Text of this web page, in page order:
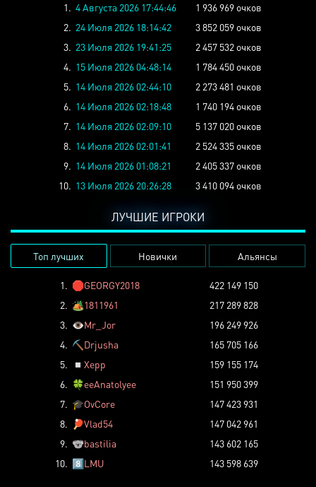
1. 4 Августа 2026 17:44:46
1 936 969 очков
2. 24 Июля 2026 18:14:42
3 852 059 очков
3. 23 Июля 2026 19:41:25
2 457 532 очков
4. 15 Июля 2026 04:48:14
1 784 450 очков
5. 14 Июля 2026 02:44:10
2 273 481 очков
6. 14 Июля 2026 02:18:48
1 740 194 очков
7. 14 Июля 2026 02:09:10
5 137 020 очков
8. 14 Июля 2026 02:01:41
2 524 335 очков
9. 14 Июля 2026 01:08:21
2 405 337 очков
10. 13 Июля 2026 20:26:28 3 410 094 очков
ЛУЧШИЕ ИГРОКИ
Топ лучших Новички Альянсы
1. 🛑GEORGY2018
422 149 150
2. 🏕️1811961
217 289 828
3. 👁️Mr_Jor
196 249 926
4. ⛏️ Drjusha
165 705 166
5.
◽ Xepp
159 155 174
6. 🍀eeAnatolyee
151 950 399
7. 🎓OvCore
147 423 931
8.
🏓Vlad54
147 042 961
9. 🐨bastilia
143 602 165
10. 8️⃣LMU 143 598 639